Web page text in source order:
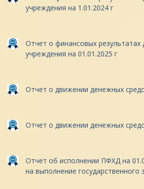
учреждения на 1.01.2024 г
Отчет о финансовых результатах
учреждения на 01.01.2025 г
Отчет о движении денежных
Отчет о движении денежных
Отчет об исполнении ПФХД на
на выполнение государственного